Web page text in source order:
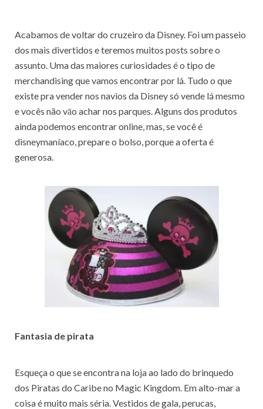
Acabamos de voltar do cruzeiro da Disney. Foi um passeio
dos mais divertidos e teremos muitos posts sobre o
assunto. Uma das maiores curiosidades é o tipo de
merchandising que vamos encontrar por lá. Tudo o que
existe pra vender nos navios da Disney só vende lá mesmo
e vocês não vāo achar nos parques. Alguns dos produtos
ainda podemos encontrar online, mas, se você é
disneymaníaco, prepare o bolso, porque a oferta é
generosa.
Fantasia de pirata
Esqueça o que se encontra na loja ao lado do brinquedo
dos Piratas do Caribe no Magic Kingdom. Em alto-mar a
coisa é muito mais séria. Vestidos de gala, perucas,